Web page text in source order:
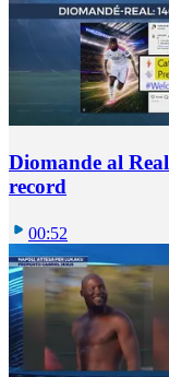
Diomande al
record
00:52